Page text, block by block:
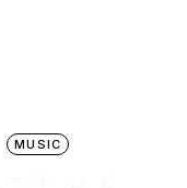
MUSIC